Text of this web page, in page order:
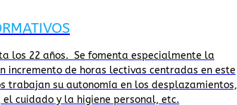
los 22 años. Se fomenta especialmente la
incremento de horas lectivas centradas en este
trabajan su autonomía en los desplazamientos,
cuidado y la higiene personal, etc.